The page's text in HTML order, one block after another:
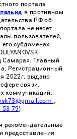
портала
, в противном
РФ об
не несет
пользователей,
субдоменах.
Главный
Регистрационный
2022г. выдано
связи,
коммуникаций.
,
53-79).
рекомендательные
предоставления